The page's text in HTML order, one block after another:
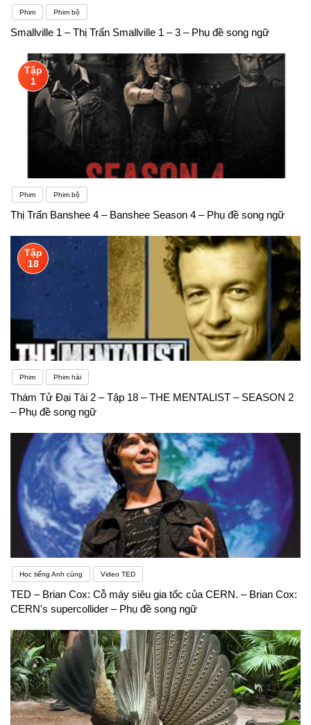
Phim Phim bộ
Smallville 1 – Thị Trấn Smallville 1 – 3 – Phụ đề song ngữ
Tập
1
Phim Phim bộ
Thị Trấn Banshee 4 – Banshee Season 4 – Phụ đề song ngữ
Tập
18
Phim Phim hài
Thám Tử Đại Tài 2 – Tập 18 – THE MENTALIST – SEASON 2
– Phụ đề song ngữ
Học tiếng Anh cùng Video TED
TED – Brian Cox: Cỗ máy siêu gia tốc của CERN. – Brian Cox:
CERN's supercollider – Phụ đề song ngữ